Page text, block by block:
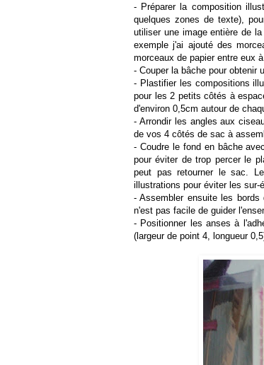
- Préparer la composition
quelques zones de texte),
utiliser une image entière de
exemple j'ai ajouté des
morceaux de papier entre eux
- Couper la bâche pour obtenir
- Plastifier les compositions
pour les 2 petits côtés à
d'environ 0,5cm autour de
- Arrondir les angles aux
de vos 4 côtés de sac à
- Coudre le fond en bâche
pour éviter de trop percer le
peut pas retourner le sac.
illustrations pour éviter les sur-
- Assembler ensuite les
n'est pas facile de guider
- Positionner les anses à
(largeur de point 4, longueur